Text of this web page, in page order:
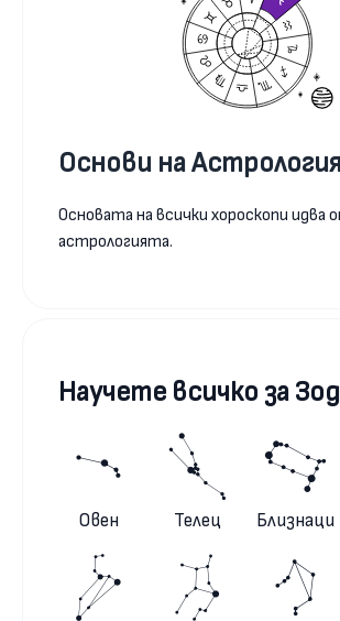
Основи на
Основата на всички хороскопи идва
астрологията.
Научете всичко за
Овен Телец Близнаци